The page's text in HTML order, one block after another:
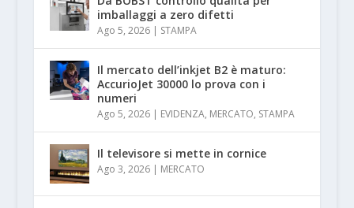
imballaggi a zero difetti
Ago 5, 2026| STAMPA
Il mercato dell’inkjet B2 è maturo:
AccurioJet 30000 lo prova con i
numeri
Ago 5, 2026| EVIDENZA, MERCATO, STAMPA
Il televisore si mette in cornice
Ago 3, 2026| MERCATO